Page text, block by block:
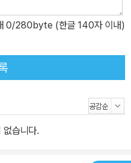
0/280byte (한글 140자 이내)
없습니다.